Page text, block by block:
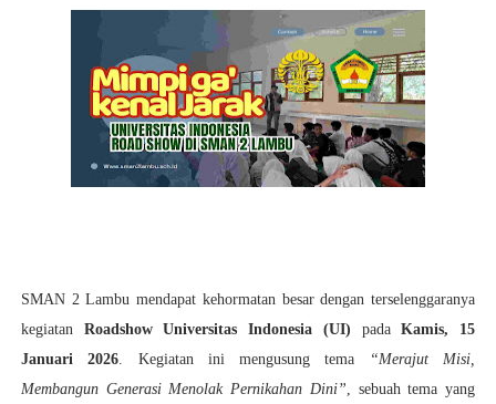
SMAN 2 Lambu mendapat kehormatan besar dengan terselenggaranya
kegiatan Roadshow Universitas Indonesia (UI) padaKamis, 15
Januari 2026 . Kegiatan ini mengusung tema
“Merajut Misi,
Membangun Generasi Menolak Pernikahan Dini” , sebuah tema yang